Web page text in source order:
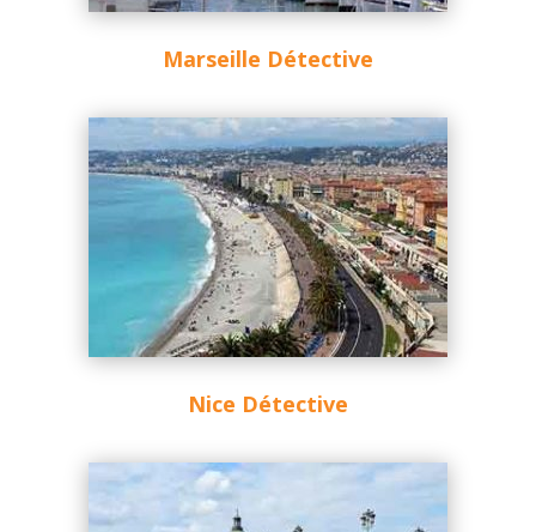
Marseille Détective
Nice Détective